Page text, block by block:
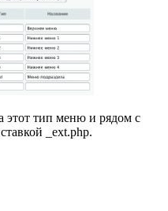
этот тип меню и рядом с
_ext.php.